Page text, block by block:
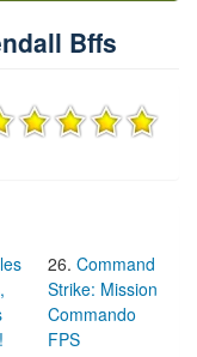
Bffs
Command
Strike: Mission
Commando
FPS